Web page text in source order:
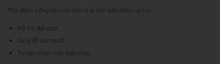
Một điểm cộng lớn của đơn vị sỉ nón bảo hiểm uy tín:
Hỗ trợ đổi size
Xử lý lỗi sản xuất
Tư vấn chọn mẫu bán chạy